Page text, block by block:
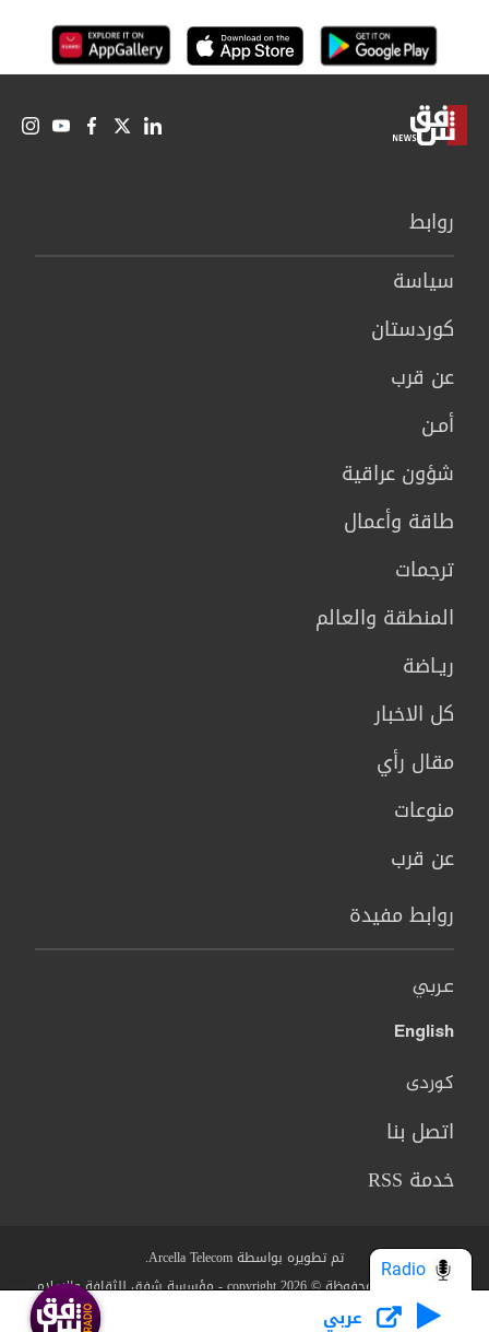
روابط
سیاسة
كوردستان
عن قرب
أمـن
شؤون عراقية
طاقة وأعمال
ترجمات
المنطقة والعالم
ريـاضة
كل الاخبار
مقال رأي
منوعات
عن قرب
روابط مفيدة
عربي
English
کوردی
اتصل بنا
خدمة RSS
تم تطويره بواسطة Arcella Telecom.
جميع الحقوق محفوظة © copyright 2026 - مؤسسة شفق للثقافة والاعلام
من نحن؟
سياسة الخصوصية عربي
Radio